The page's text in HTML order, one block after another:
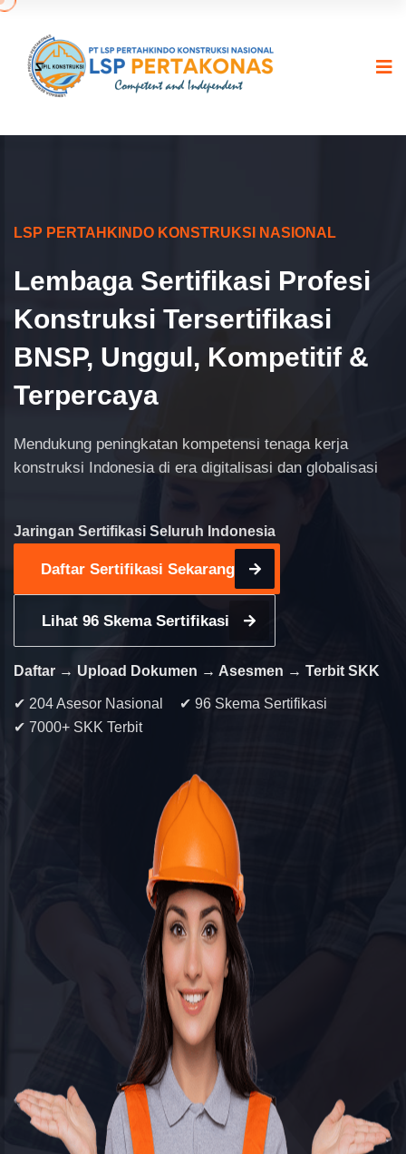
LSP PERTAHKINDO KONSTRUKSI NASIONAL
Lembaga Sertifikasi Profesi
Konstruksi Tersertifikasi
BNSP, Unggul, Kompetitif &
Terpercaya
Mendukung peningkatan kompetensi tenaga kerja
konstruksi Indonesia di era digitalisasi dan globalisasi
Jaringan Sertifikasi Seluruh Indonesia
Daftar Sertifikasi Sekarang
Lihat 96 Skema Sertifikasi
Daftar → Upload Dokumen → Asesmen → Terbit SKK
✔ 204 Asesor Nasional
✔ 96 Skema Sertifikasi
✔ 7000+ SKK Terbit